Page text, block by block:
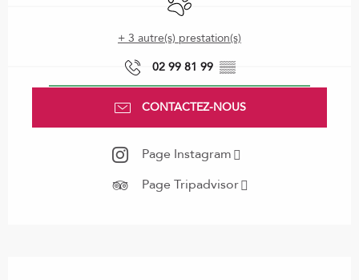
+ 3 autre(s) prestation(s)
02 99 81 99 ▒▒
CONTACTEZ-NOUS
Page Instagram
Page Tripadvisor